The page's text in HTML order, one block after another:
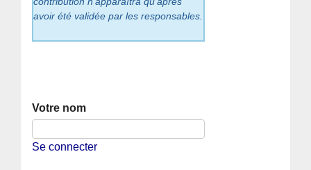
avoir été validée par les responsables.
Votre nom
Se connecter